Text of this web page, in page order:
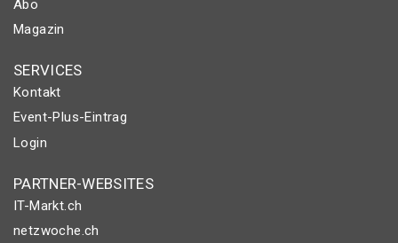
Abo
Magazin
SERVICES
Kontakt
Event-Plus-Eintrag
Login
PARTNER-WEBSITES
IT-Markt.ch
netzwoche.ch